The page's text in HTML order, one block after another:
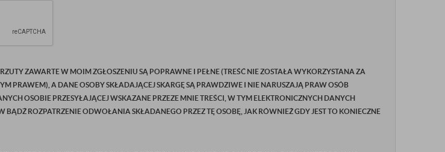
ZAWARTE W MOIM ZGŁOSZENIU SĄ POPRAWNE I PEŁNE (TREŚĆ NIE ZOSTAŁA WYKORZYSTANA ZA
PRAWEM), A DANE OSOBY SKŁADAJĄCEJ SKARGĘ SĄ PRAWDZIWE I NIE NARUSZAJĄ PRAW OSÓB
OSOBIE PRZESYŁAJĄCEJ WSKAZANE PRZEZE MNIE TREŚCI, W TYM ELEKTRONICZNYCH DANYCH
ROZPATRZENIE ODWOŁANIA SKŁADANEGO PRZEZ TĘ OSOBĘ, JAK RÓWNIEŻ GDY JEST TO KONIECZNE